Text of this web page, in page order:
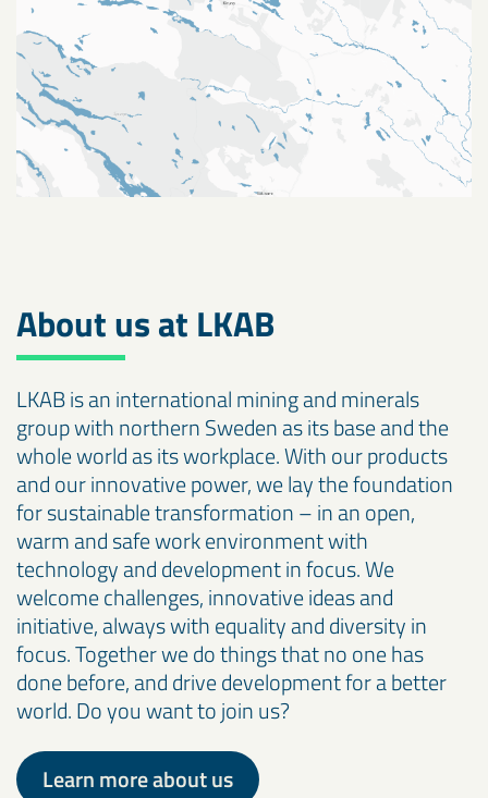
Gällivare
Kiruna
About us at LKAB
LKAB is an international mining and minerals
group with northern Sweden as its base and the
whole world as its workplace. With our products
and our innovative power, we lay the foundation
for sustainable transformation – in an open,
warm and safe work environment with
technology and development in focus. We
welcome challenges, innovative ideas and
initiative, always with equality and diversity in
focus. Together we do things that no one has
done before, and drive development for a better
world. Do you want to join us?
Learn more about us